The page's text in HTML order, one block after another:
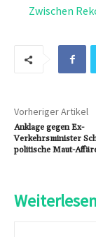
Zwischen
Vorheriger Artikel
Anklage gegen Ex-
Verkehrsminister
politische Maut-
Weiterlesen